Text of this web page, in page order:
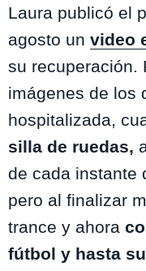
Laura publicó el
agosto un video
su recuperación.
imágenes de los
hospitalizada,
silla de ruedas,
de cada instante
pero al finalizar
trance y ahora
fútbol y hasta